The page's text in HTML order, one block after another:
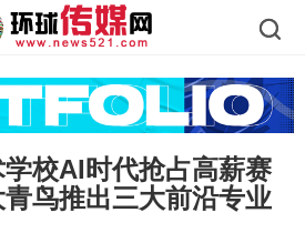
校AI时代抢占高薪赛
鸟推出三大前沿专业